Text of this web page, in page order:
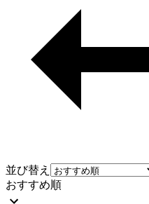
並び替え
おすすめ順